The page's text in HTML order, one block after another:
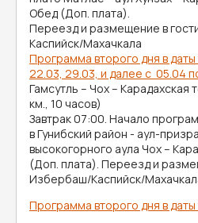
Обед (Доп. плата).
Переезд и размещение в
Каспийск/Махачкала
Программа второго дня в даты
22.03, 29.03, и далее с 05.04
Гамсутль – Чох – Карадахская
км., 10 часов)
Завтрак 07:00. Начало
в Гунибский район - аул-
высокогорного аула Чох –
(Доп. плата). Переезд и
Избербаш/Каспийск/
Программа второго дня в даты